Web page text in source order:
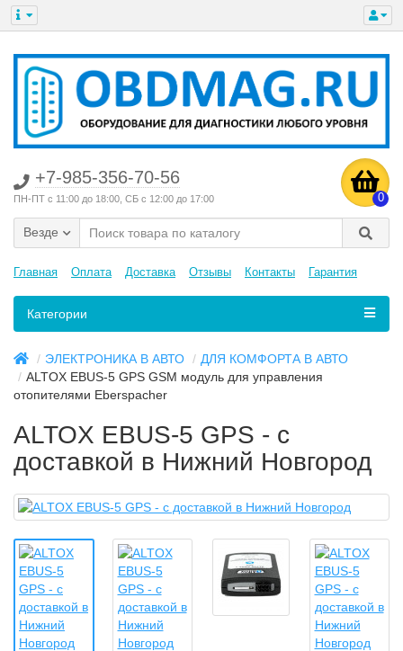
+7-985-356-70-56
ПН-ПТ с 11:00 до 18:00, СБ с 12:00 до 17:00 0
Везде
Главная Оплата Доставка Отзывы Контакты Гарантия
Категории
ЭЛЕКТРОНИКА В АВТО
ДЛЯ КОМФОРТА В АВТО
ALTOX EBUS-5 GPS GSM модуль для управления
отопителями Eberspacher
ALTOX EBUS-5 GPS - с
доставкой в Нижний Новгород